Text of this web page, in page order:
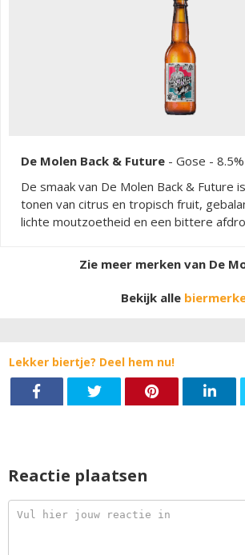
De Molen Back & Future - Gose - 8.5%
De smaak van De Molen Back & Future
tonen van citrus en tropisch fruit,
lichte moutzoetheid en een bittere
Zie meer merken van De
Bekijk alle
Lekker biertje? Deel hem nu!
Reactie plaatsen